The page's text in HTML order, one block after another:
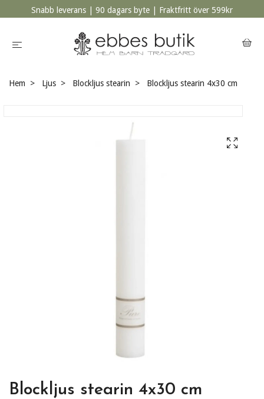
Snabb leverans | 90 dagars byte | Fraktfritt över 599kr
Hem Ljus Blockljus stearin Blockljus stearin 4x30 cm
Blockljus stearin 4x30 cm